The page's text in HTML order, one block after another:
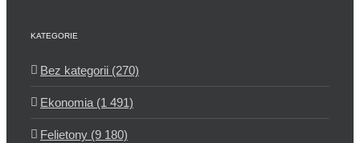
KATEGORIE
Bez kategorii (270)
Ekonomia (1 491)
Felietony (9 180)